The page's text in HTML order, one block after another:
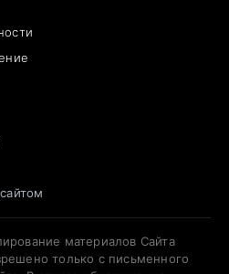
материалов Сайта
только с письменного